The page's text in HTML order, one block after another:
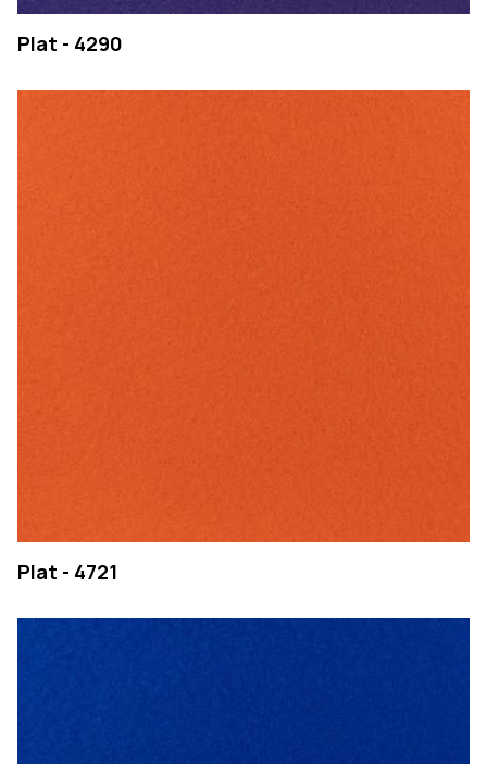
Plat - 4290
Plat - 4721